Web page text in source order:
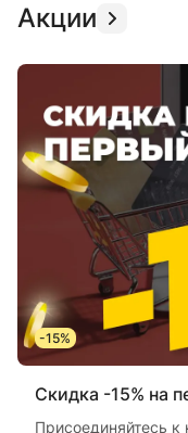
Акции
-15%
Скидка -15% на
Присоединяйтесь